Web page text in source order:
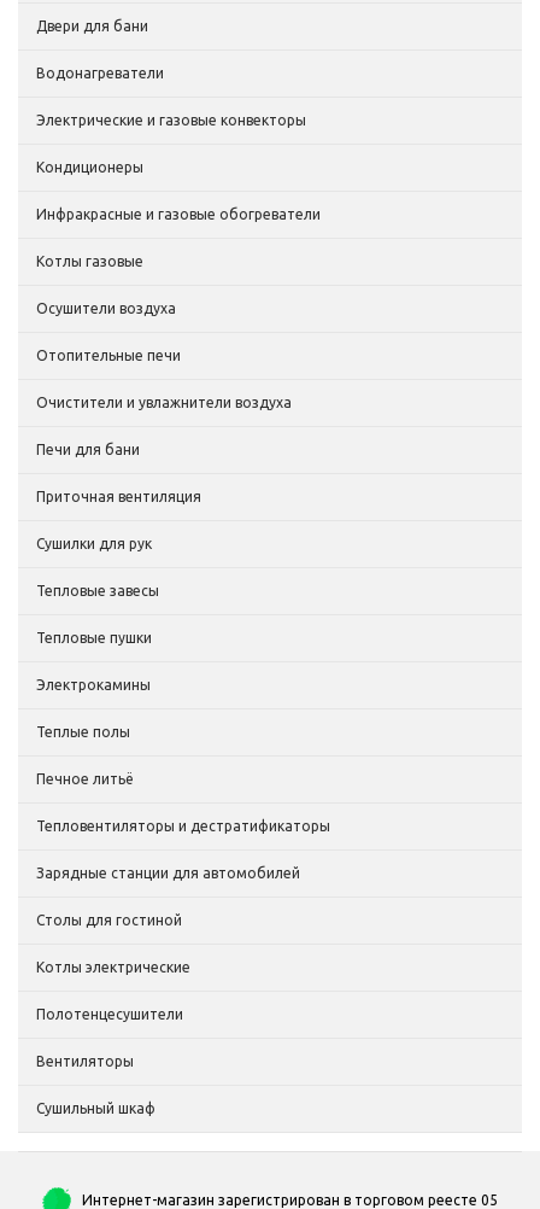
Двери для бани
Водонагреватели
Электрические и газовые конвекторы
Кондиционеры
Инфракрасные и газовые обогреватели
Котлы газовые
Осушители воздуха
Отопительные печи
Очистители и увлажнители воздуха
Печи для бани
Приточная вентиляция
Сушилки для рук
Тепловые завесы
Тепловые пушки
Электрокамины
Теплые полы
Печное литьё
Тепловентиляторы и дестратификаторы
Зарядные станции для автомобилей
Столы для гостиной
Котлы электрические
Полотенцесушители
Вентиляторы
Сушильный шкаф
Интернет-магазин зарегистрирован в торговом реесте 05